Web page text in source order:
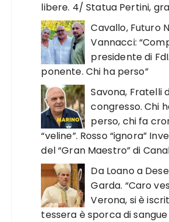
libere. 4/ Statua Pertini,
Cavallo, Futuro
Vannacci:
presidente di
ponente. Chi ha perso”
Savona, Fratelli
congresso. Chi
perso, chi fa
“veline”. Rosso “ignora”
del “Gran Maestro” di
Da Loano a
Garda. “Caro
Verona, si è
tessera è sporca di